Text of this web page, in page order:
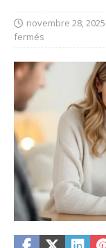
novembre 28, 2025
fermés